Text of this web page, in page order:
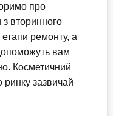
про
вторинного
ремонту, а
вам
Косметичний
ринку зазвичай